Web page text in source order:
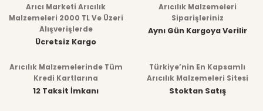
Arıcı Marketi Arıcılık
Malzemeleri 2000 TL Ve Üzeri
Alışverişlerde
Ücretsiz Kargo
Arıcılık Malzemeleri
Siparişleriniz
Aynı Gün Kargoya Verilir
Arıcılık Malzemelerinde Tüm
Kredi Kartlarına
12 Taksit İmkanı
Türkiye’nin En Kapsamlı
Arıcılık Malzemeleri Sitesi
Stoktan Satış